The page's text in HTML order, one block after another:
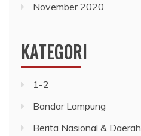
November 2020
KATEGORI
1-2
Bandar Lampung
Berita Nasional & Daerah